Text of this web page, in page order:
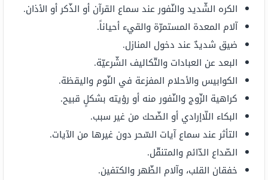
الكره الشّديد والنّفور عند سماع القرآن أو الذّكر أو الأذان.
آلام المعدة المستمرّة والقيء أحياناً.
ضيق شديدٌ عند دخول المنازل.
البعد عن العبادات والتّكاليف الشّرعيّة.
الكوابيس والأحلام المفزعة في النّوم واليقظة.
كراهية الزّوج والنّفور منه أو رؤيته بشكلٍ قبيح.
البكاء اللّاإرادي أو الضّحك من غير سبب.
التأثر عند سماع آيات السّحر دون غيرها من الآيات.
الصّداع الدّائم والمتنقّل.
خفقان القلب، وآلام الظّهر والكتفين.